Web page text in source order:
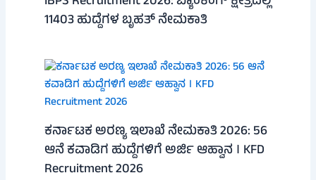
11403 ಹುದ್ದೆಗಳ ಬೃಹತ್ ನೇಮಕಾತಿ
ಕರ್ನಾಟಕ ಅರಣ್ಯ ಇಲಾಖೆ ನೇಮಕಾತಿ 2026: 56
ಆನೆ ಕವಾಡಿಗ ಹುದ್ದೆಗಳಿಗೆ ಅರ್ಜಿ ಆಹ್ವಾನ । KFD
Recruitment 2026